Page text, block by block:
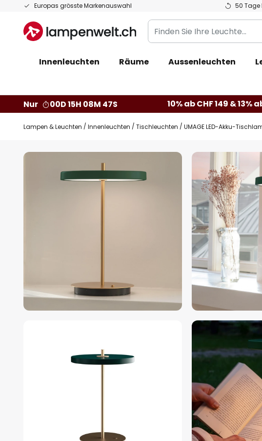
Europas grösste Markenauswahl 50 Tage
Zum
springen
Finden
Sie
Leuchte...
Innenleuchten Räume Aussenleuchten
Nur
00D 15H 08M 46S 10% ab CHF 149 & 13%
Lampen & Leuchten Innenleuchten Tischleuchten UMAGE LED-Akku-
Zum